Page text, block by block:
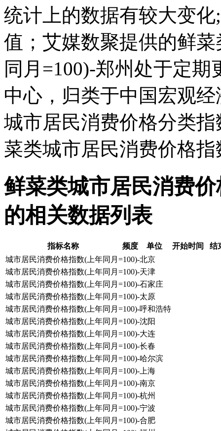
统计上的数据有较大变
值；艾媒数聚提供的鲜
同月=100)-郑州处于定
中心，归类于中国宏观
城市居民消费价格分类
菜类城市居民消费价格
鲜菜类城市居民消费
的相关数据列表
指标名称 频度 单位 开始时间
结
城市居民消费价格指数(上年同月=100)-北京
城市居民消费价格指数(上年同月=100)-天津
城市居民消费价格指数(上年同月=100)-石家庄
城市居民消费价格指数(上年同月=100)-太原
城市居民消费价格指数(上年同月=100)-呼和浩特
城市居民消费价格指数(上年同月=100)-沈阳
城市居民消费价格指数(上年同月=100)-大连
城市居民消费价格指数(上年同月=100)-长春
城市居民消费价格指数(上年同月=100)-哈尔滨
城市居民消费价格指数(上年同月=100)-上海
城市居民消费价格指数(上年同月=100)-南京
城市居民消费价格指数(上年同月=100)-杭州
城市居民消费价格指数(上年同月=100)-宁波
城市居民消费价格指数(上年同月=100)-合肥